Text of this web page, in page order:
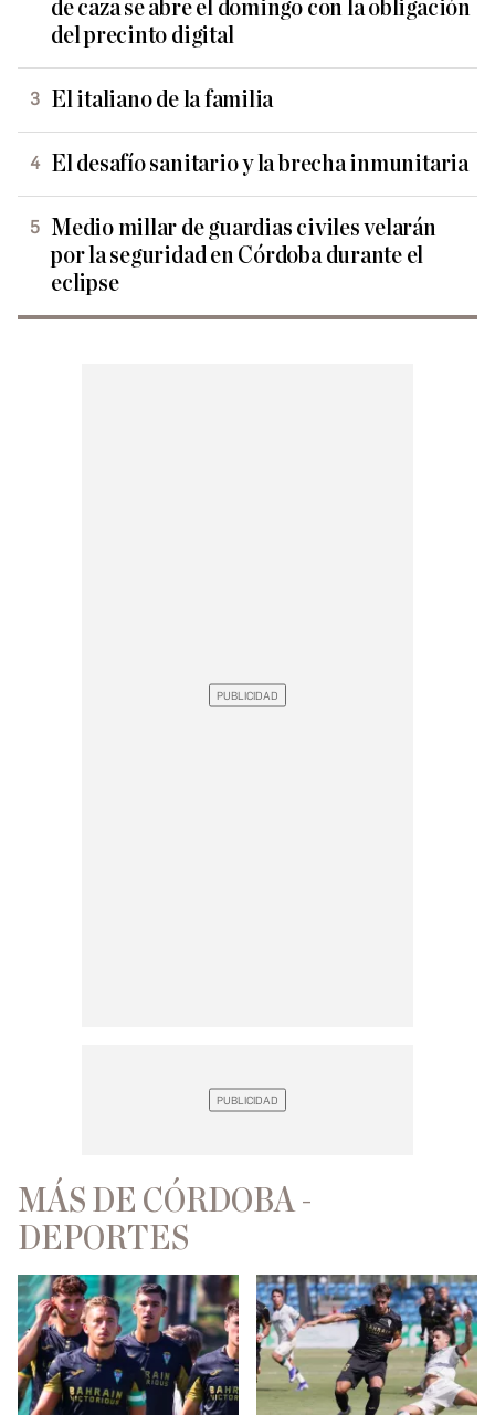
de caza se abre el domingo con la obligación
del precinto digital
El italiano de la familia
El desafío sanitario y la brecha inmunitaria
Medio millar de guardias civiles velarán
por la seguridad en Córdoba durante el
eclipse
MÁS DE CÓRDOBA -
DEPORTES